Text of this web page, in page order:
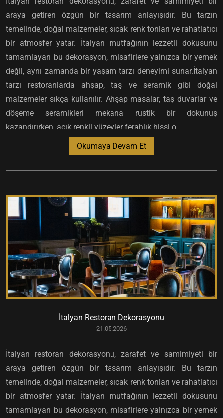
araya getiren özgün bir tasarım anlayışıdır. Bu tarzın
temelinde, doğal malzemeler, sıcak renk tonları ve rahatlatıcı
bir atmosfer yatar. İtalyan mutfağının lezzetli dokusunu
tamamlayan bu dekorasyon, misafirlere yalnızca bir yemek
değil, aynı zamanda bir yaşam tarzı deneyimi sunar.İtalyan
tarzı restoranlarda ahşap, taş ve seramik gibi doğal
malzemeler sıkça kullanılır. Ahşap masalar, taş duvarlar ve
döşeme seramikleri mekana rustik bir dokunuş
kazandırırken, açık renkli yüzeyler ferahlık hissi o...
Okumaya Devam Et
İtalyan Restoran Dekorasyonu
21.05.2026
İtalyan restoran dekorasyonu, zarafet ve samimiyeti bir
araya getiren özgün bir tasarım anlayışıdır. Bu tarzın
temelinde, doğal malzemeler, sıcak renk tonları ve rahatlatıcı
bir atmosfer yatar. İtalyan mutfağının lezzetli dokusunu
tamamlayan bu dekorasyon, misafirlere yalnızca bir yemek